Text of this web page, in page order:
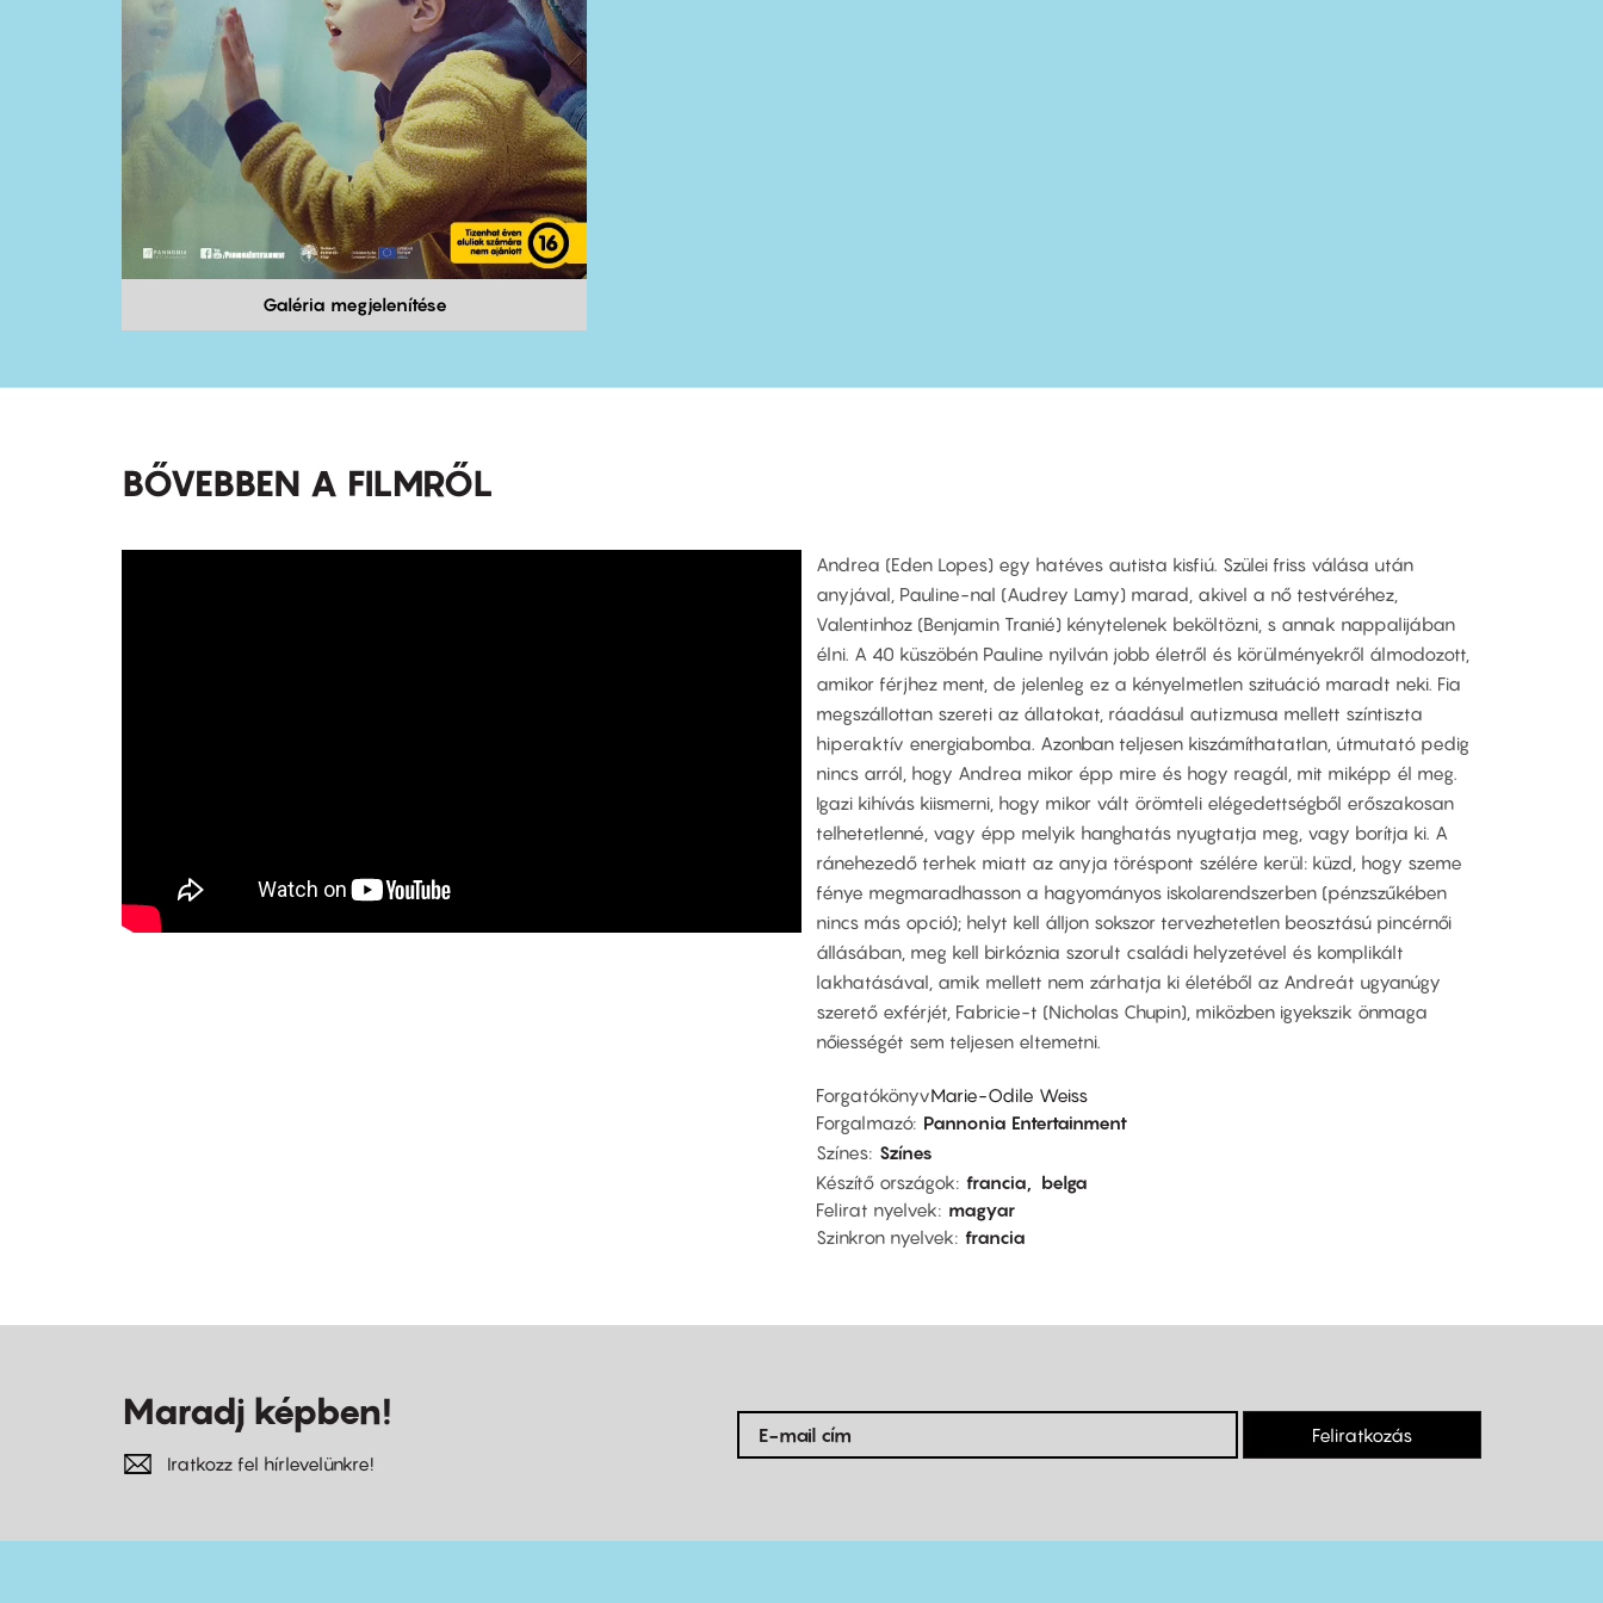
Galéria megjelenítése
BŐVEBBEN A FILMRŐL
Andrea (Eden Lopes) egy hatéves autista kisfiú. Szülei friss válása után
anyjával, Pauline-nal (Audrey Lamy) marad, akivel a nő testvéréhez,
Valentinhoz (Benjamin Tranié) kénytelenek beköltözni, s annak nappalijában
élni. A 40 küszöbén Pauline nyilván jobb életről és körülményekről álmodozott,
amikor férjhez ment, de jelenleg ez a kényelmetlen szituáció maradt neki. Fia
megszállottan szereti az állatokat, ráadásul autizmusa mellett színtiszta
hiperaktív energiabomba. Azonban teljesen kiszámíthatatlan, útmutató pedig
nincs arról, hogy Andrea mikor épp mire és hogy reagál, mit miképp él meg.
Igazi kihívás kiismerni, hogy mikor vált örömteli elégedettségből erőszakosan
telhetetlenné, vagy épp melyik hanghatás nyugtatja meg, vagy borítja ki. A
ránehezedő terhek miatt az anyja töréspont szélére kerül: küzd, hogy szeme
fénye megmaradhasson a hagyományos iskolarendszerben (pénzszűkében
nincs más opció); helyt kell álljon sokszor tervezhetetlen beosztású pincérnői
állásában, meg kell birkóznia szorult családi helyzetével és komplikált
lakhatásával, amik mellett nem zárhatja ki életéből az Andreát ugyanúgy
szerető exférjét, Fabricie-t (Nicholas Chupin), miközben igyekszik önmaga
nőiességét sem teljesen eltemetni.
ForgatókönyvMarie-Odile Weiss
Forgalmazó Pannonia Entertainment
Színes Színes
Készítő országok francia
belga
Felirat nyelvek
magyar
Szinkron nyelvek francia
Maradj képben!
Iratkozz fel hírlevelünkre!
Feliratkozás